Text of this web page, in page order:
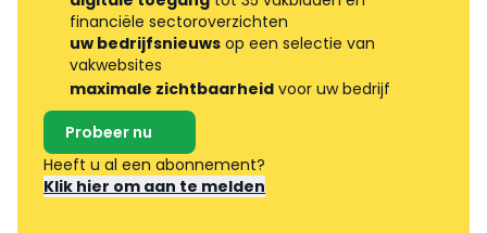
financiële sectoroverzichten
uw bedrijfsnieuws op een selectie van
vakwebsites
maximale zichtbaarheid voor uw bedrijf
Probeer nu
Heeft u al een abonnement?
Klik hier om aan te melden